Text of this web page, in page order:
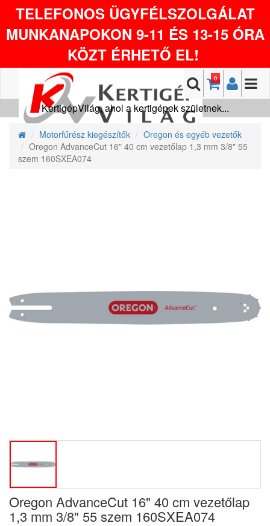
TELEFONOS ÜGYFÉLSZOLGÁLAT
MUNKANAPOKON 9-11 ÉS 13-15 ÓRA
KÖZT ÉRHETŐ EL!
0
KertigépVilág, ahol a kertigépek születnek...
Motorfűrész kiegészítők
Oregon és egyéb vezetők
Oregon AdvanceCut 16" 40 cm vezetőlap 1,3 mm 3/8" 55
szem 160SXEA074
Oregon AdvanceCut 16" 40 cm vezetőlap
1,3 mm 3/8" 55 szem 160SXEA074